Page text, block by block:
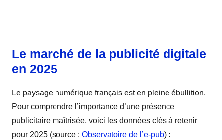
Le marché de la publicité digitale
en 2025
Le paysage numérique français est en pleine ébullition.
Pour comprendre l’importance d’une présence
publicitaire maîtrisée, voici les données clés à retenir
pour 2025 (source : Observatoire de l’e-pub) :